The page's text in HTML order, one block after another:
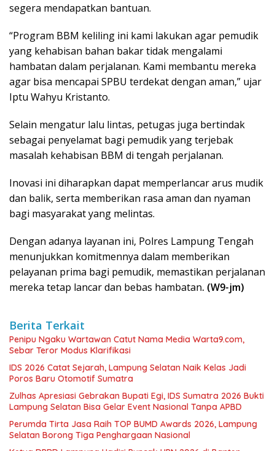
segera mendapatkan bantuan.
“Program BBM keliling ini kami lakukan agar pemudik
yang kehabisan bahan bakar tidak mengalami
hambatan dalam perjalanan. Kami membantu mereka
agar bisa mencapai SPBU terdekat dengan aman,” ujar
Iptu Wahyu Kristanto.
Selain mengatur lalu lintas, petugas juga bertindak
sebagai penyelamat bagi pemudik yang terjebak
masalah kehabisan BBM di tengah perjalanan.
Inovasi ini diharapkan dapat memperlancar arus mudik
dan balik, serta memberikan rasa aman dan nyaman
bagi masyarakat yang melintas.
Dengan adanya layanan ini, Polres Lampung Tengah
menunjukkan komitmennya dalam memberikan
pelayanan prima bagi pemudik, memastikan perjalanan
mereka tetap lancar dan bebas hambatan. (W9-jm)
Berita Terkait
Penipu Ngaku Wartawan Catut Nama Media Warta9.com,
Sebar Teror Modus Klarifikasi
IDS 2026 Catat Sejarah, Lampung Selatan Naik Kelas Jadi
Poros Baru Otomotif Sumatra
Zulhas Apresiasi Gebrakan Bupati Egi, IDS Sumatra 2026 Bukti
Lampung Selatan Bisa Gelar Event Nasional Tanpa APBD
Perumda Tirta Jasa Raih TOP BUMD Awards 2026, Lampung
Selatan Borong Tiga Penghargaan Nasional